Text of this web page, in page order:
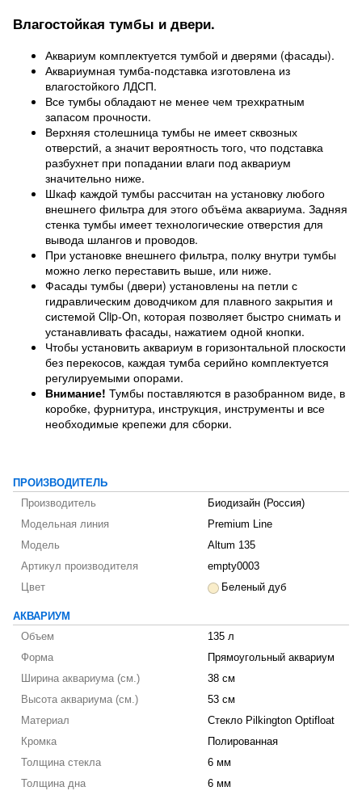
Влагостойкая тумбы и двери.
Аквариум комплектуется тумбой и дверями (фасады).
Аквариумная тумба-подставка изготовлена из
влагостойкого ЛДСП.
Все тумбы обладают не менее чем трехкратным
запасом прочности.
Верхняя столешница тумбы не имеет сквозных
отверстий, а значит вероятность того, что подставка
разбухнет при попадании влаги под аквариум
значительно ниже.
Шкаф каждой тумбы рассчитан на установку любого
внешнего фильтра для этого объёма аквариума. Задняя
стенка тумбы имеет технологические отверстия для
вывода шлангов и проводов.
При установке внешнего фильтра, полку внутри тумбы
можно легко переставить выше, или ниже.
Фасады тумбы (двери) установлены на петли с
гидравлическим доводчиком для плавного закрытия и
системой Clip-On, которая позволяет быстро снимать и
устанавливать фасады, нажатием одной кнопки.
Чтобы установить аквариум в горизонтальной плоскости
без перекосов, каждая тумба серийно комплектуется
регулируемыми опорами.
Внимание! Тумбы поставляются в разобранном виде, в
коробке, фурнитура, инструкция, инструменты и все
необходимые крепежи для сборки.
ПРОИЗВОДИТЕЛЬ
Производитель
Биодизайн (Россия)
Модельная линия
Premium Line
Модель
Altum 135
Артикул производителя
empty0003
Цвет
Беленый дуб
АКВАРИУМ
Объем
135 л
Форма
Прямоугольный аквариум
Ширина аквариума (см.)
38 см
Высота аквариума (см.)
53 см
Материал
Стекло Pilkington Optifloat
Кромка
Полированная
Толщина стекла
6 мм
Толщина дна
6 мм